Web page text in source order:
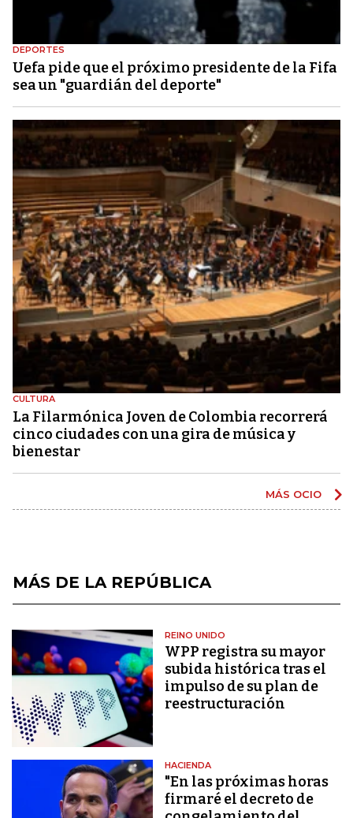
DEPORTES
Uefa pide que el próximo presidente de la Fifa
sea un "guardián del deporte"
CULTURA
La Filarmónica Joven de Colombia recorrerá
cinco ciudades con una gira de música y
bienestar
MÁS OCIO
MÁS DE LA REPÚBLICA
REINO UNIDO
WPP registra su mayor
subida histórica tras el
impulso de su plan de
reestructuración
HACIENDA
"En las próximas horas
firmaré el decreto de